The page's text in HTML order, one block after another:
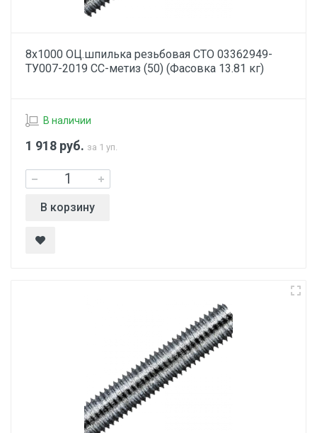
8х1000 ОЦ.шпилька резьбовая СТО 03362949-
ТУ007-2019 СС-метиз (50) (Фасовка 13.81 кг)
В наличии
1 918 руб. за 1 уп.
В корзину